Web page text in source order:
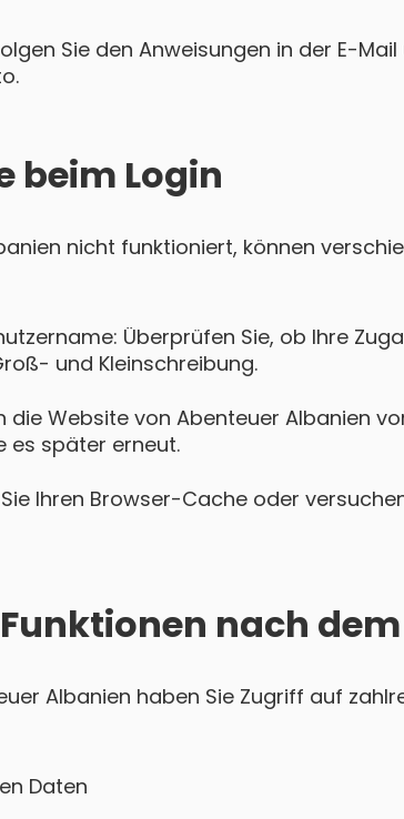
Sie den Anweisungen in der E-
beim Login
nicht funktioniert, können
Überprüfen Sie, ob Ihre
und Kleinschreibung.
die Website von Abenteuer Albanien
es später erneut.
Ihren Browser-Cache oder
nach
Albanien haben Sie Zugriff auf
Daten